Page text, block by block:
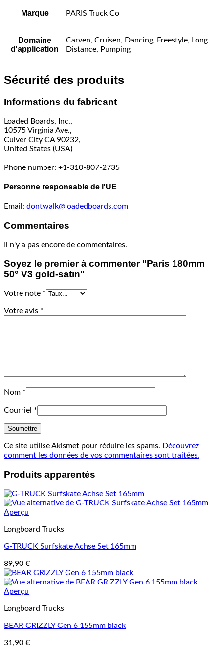
Marque PARIS Truck Co
Domaine
d'application
Carven, Cruisen, Dancing, Freestyle, Long
Distance, Pumping
Sécurité des produits
Informations du fabricant
Loaded Boards, Inc.,
10575 Virginia Ave.,
Culver City CA 90232,
United States (USA)
Phone number: +1-310-807-2735
Personne responsable de l'UE
Email: dontwalk@loadedboards.com
Commentaires
Il n'y a pas encore de commentaires.
Soyez le premier à commenter "Paris 180mm
50° V3 gold-satin"
Votre note *
Votre avis *
Nom *
Courriel *
Ce site utilise Akismet pour réduire les spams. Découvrez
comment les données de vos commentaires sont traitées.
Produits apparentés
Aperçu
Longboard Trucks
G-TRUCK Surfskate Achse Set 165mm
89,90 €
Aperçu
Longboard Trucks
BEAR GRIZZLY Gen 6 155mm black
31,90 €